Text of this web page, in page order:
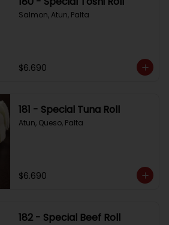
Salmon, Atun, Palta
$6.690
181 - Special Tuna Roll
Atun, Queso, Palta
$6.690
182 - Special Beef Roll